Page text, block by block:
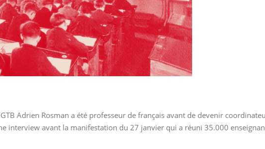
Adrien Rosman a été professeur de français avant de devenir
interview avant la manifestation du 27 janvier qui a réuni 35.000